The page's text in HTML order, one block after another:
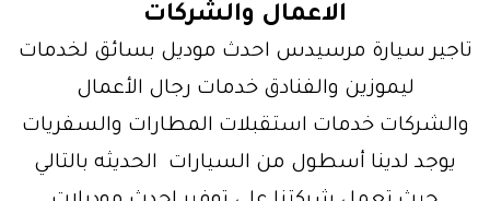
الاعمال والشركات
تاجير سيارة مرسيدس احدث موديل بسائق لخدمات
ليموزين والفنادق خدمات رجال الأعمال
والشركات خدمات استقبلات المطارات والسفريات
يوجد لدينا أسطول من السيارات الحديثه بالتالي